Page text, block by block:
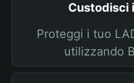
Custodisci
Proteggi i tuo
utilizzando